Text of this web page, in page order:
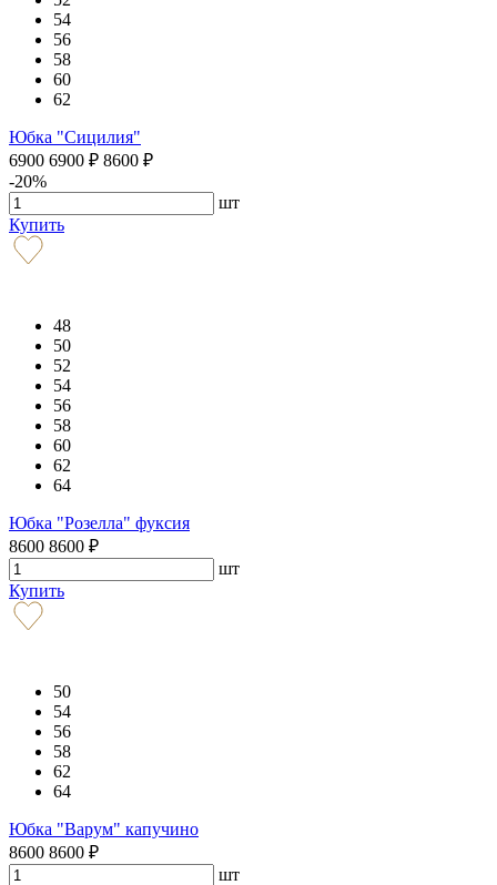
54
56
58
60
62
Юбка "Сицилия"
6900 6900 ₽ 8600 ₽
-20%
шт
Купить
48
50
52
54
56
58
60
62
64
Юбка "Розелла" фуксия
8600 8600 ₽
шт
Купить
50
54
56
58
62
64
Юбка "Варум" капучино
8600 8600 ₽
шт